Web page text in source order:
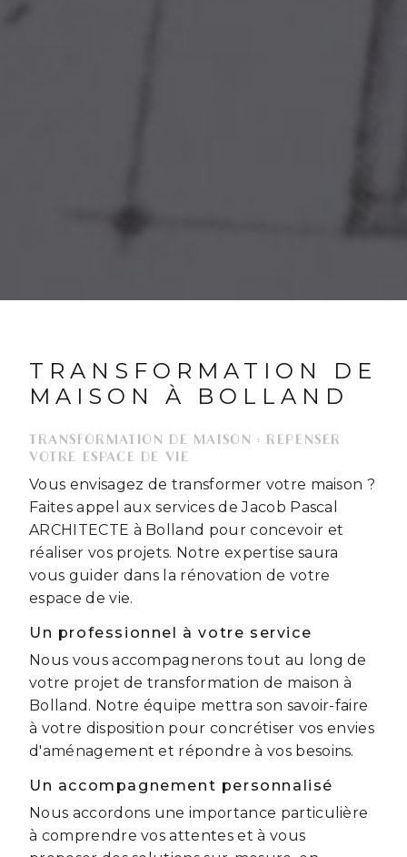
TRANSFORMATION DE
MAISON À BOLLAND
TRANSFORMATION DE MAISON : REPENSER
VOTRE ESPACE DE VIE
Vous envisagez de transformer votre maison ?
Faites appel aux services de Jacob Pascal
ARCHITECTE à Bolland pour concevoir et
réaliser vos projets. Notre expertise saura
vous guider dans la rénovation de votre
espace de vie.
Un professionnel à votre service
Nous vous accompagnerons tout au long de
votre projet de transformation de maison à
Bolland. Notre équipe mettra son savoir-faire
à votre disposition pour concrétiser vos envies
d'aménagement et répondre à vos besoins.
Un accompagnement personnalisé
Nous accordons une importance particulière
à comprendre vos attentes et à vous